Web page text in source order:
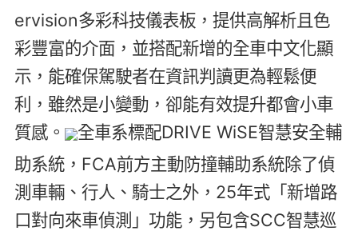
ervision多彩科技儀表板，提供高解析且色
彩豐富的介面，並搭配新增的全車中文化顯
示，能確保駕駛者在資訊判讀更為輕鬆便
利，雖然是小變動，卻能有效提升都會小車
質感。
全車系標配DRIVE WiSE智慧安全輔
助系統，FCA前方主動防撞輔助系統除了偵
測車輛、行人、騎士之外，25年式「新增路
口對向來車偵測」功能，另包含SCC智慧巡